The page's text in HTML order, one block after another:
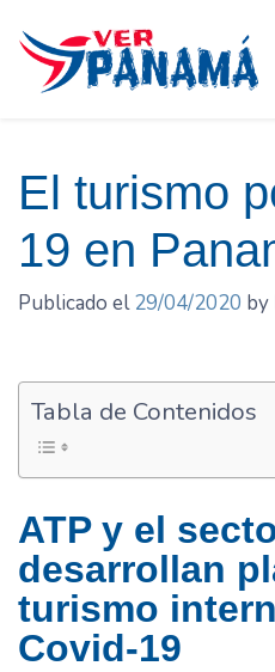
contenido
El turismo
19 en
Publicado el29/04/2020 by
Tabla de Contenidos
ATP y el
desarrollan
turismo
Covid-19